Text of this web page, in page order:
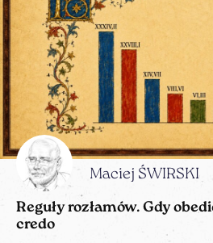
Maciej ŚWIRSKI
Reguły rozłamów. Gdy
credo